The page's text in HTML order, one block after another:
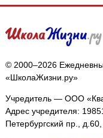
© 2000–2026
«ШколаЖизни.ру»
Учредитель — ООО
Адрес учредителя:
Петербургский пр.,